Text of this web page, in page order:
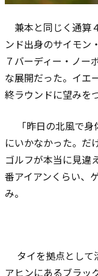
兼本と同じく通算
ンド出身のサイモン
７バーディー・ノー
な展開だった。イエ
終ラウンドに望みを
「昨日の北風で身
にいかなかった。だ
ゴルフが本当に見違
番アイアンくらい、
み。
タイを拠点として
アヒンにあるブラッ